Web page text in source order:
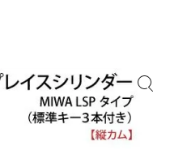
search